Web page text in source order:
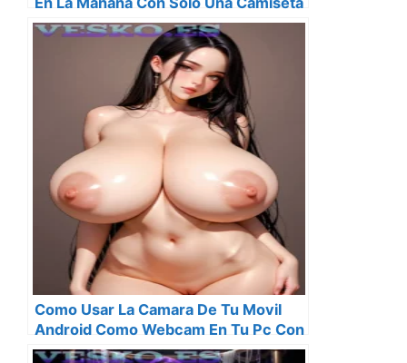
Como Usar La Camara De Tu Movil
Android Como Webcam En Tu Pc Con
Windows